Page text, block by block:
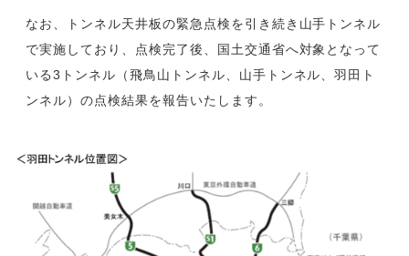
なお、トンネル天井板の緊急点検を引き続き山手トンネル
で実施しており、点検完了後、国土交通省へ対象となって
いる3トンネル（飛鳥山トンネル、山手トンネル、羽田ト
ンネル）の点検結果を報告いたします。